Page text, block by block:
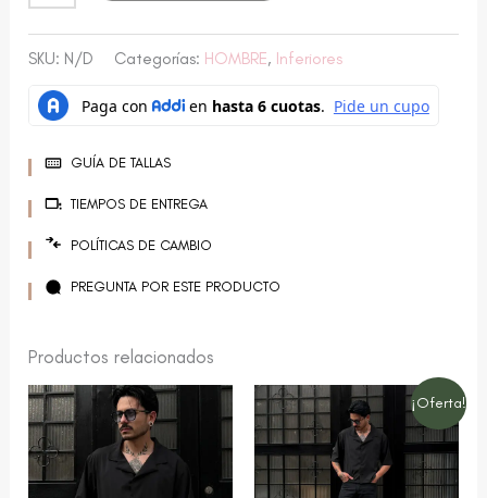
SKU: N/D Categorías: HOMBRE, Inferiores
GUÍA DE TALLAS
TIEMPOS DE ENTREGA
POLÍTICAS DE CAMBIO
PREGUNTA POR ESTE PRODUCTO
Productos relacionados
Este
producto
tiene
múltiples
¡Oferta!
El
precio
original
era:
$ 120.000,00.
El
es:
$
Este
producto
tiene
múltiples